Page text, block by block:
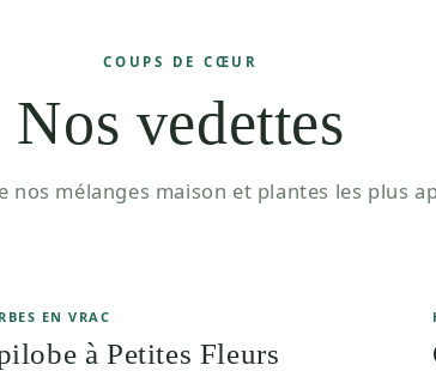
COUPS DE CŒUR
Nos vedettes
nos mélanges maison et plantes les plus
EN VRAC
à Petites Fleurs